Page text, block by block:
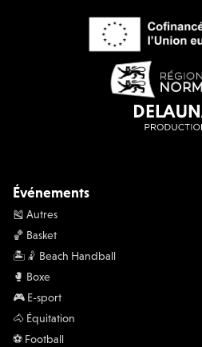
Événements
🎽 Autres
🏀 Basket
🏝️🤾 Beach Handball
🥊 Boxe
🎮 E-sport
🐴 Équitation
⚽️ Football